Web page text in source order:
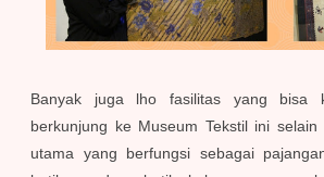
Banyak juga lho fasilitas yang bisa
berkunjung ke Museum Tekstil ini selain
utama yang berfungsi sebagai